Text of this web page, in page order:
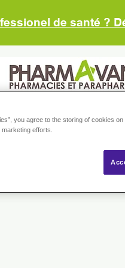
de santé ?
you agree to the storing of cookies
efforts.